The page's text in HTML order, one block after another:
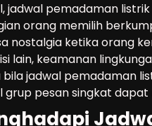
jadwal pemadaman
orang memilih
nostalgia ketika orang
lain, keamanan
jadwal pemadaman
grup pesan singkat